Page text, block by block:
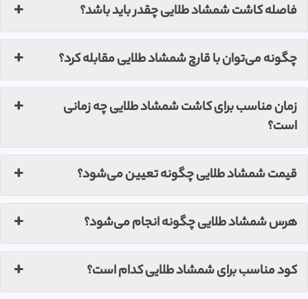
فاصله کاشت شمشاد طلایی چقدر باید باشد؟
چگونه می‌توان با قارچ شمشاد طلایی مقابله کرد؟
زمان مناسب برای کاشت شمشاد طلایی چه زمانی
است؟
قیمت شمشاد طلایی چگونه تعیین می‌شود؟
هرس شمشاد طلایی چگونه انجام می‌شود؟
کود مناسب برای شمشاد طلایی کدام است؟